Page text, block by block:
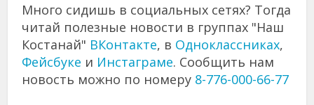
Много сидишь в социальных сетях? Тогда
читай полезные новости в группах "Наш
Костанай" ВКонтакте, в Одноклассниках,
Фейсбуке и Инстаграме. Сообщить нам
новость можно по номеру 8-776-000-66-77